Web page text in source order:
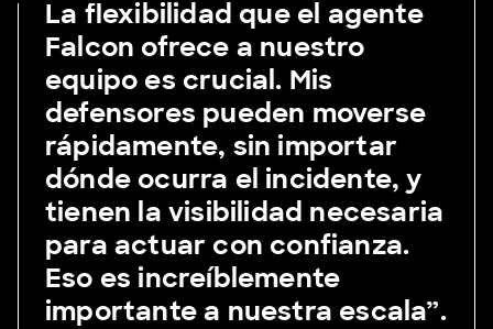
La flexibilidad que el agente
Falcon ofrece a nuestro
equipo es crucial. Mis
defensores pueden moverse
rápidamente, sin importar
dónde ocurra el incidente, y
tienen la visibilidad necesaria
para actuar con confianza.
Eso es increíblemente
importante a nuestra escala”.